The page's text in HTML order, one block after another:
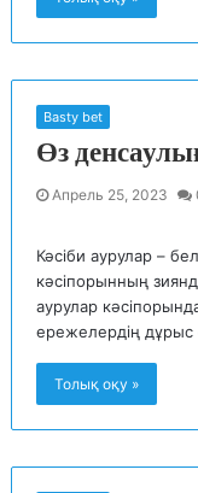
Basty bet
Өз
Апрель 25, 2023
Кәсіби аурулар –
кәсіпорынның
аурулар
ережелердің
Толық оқу »